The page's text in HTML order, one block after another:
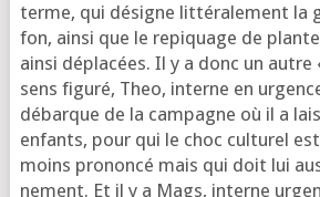
terme, qui désigne lit­té­ra­le­ment la
fon, ain­si que le repi­quage de
ain­si dépla­cées. Il y a donc un autre
sens figu­ré, Theo, interne en
débarque de la cam­pagne où il a
enfants, pour qui le choc cultu­rel
moins pro­non­cé mais qui doit lui
ne­ment. Et il y a Mags, interne